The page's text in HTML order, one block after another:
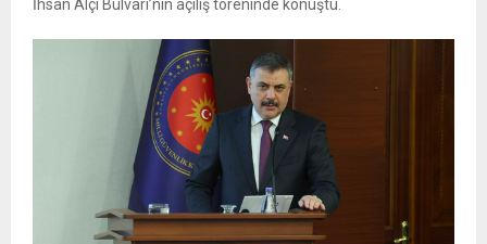
İhsan Alçı Bulvarı’nın açılış töreninde konuştu.